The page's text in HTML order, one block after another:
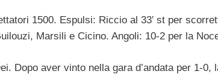
1500. Espulsi: Riccio al 33′ st per
Marsili e Cicino. Angoli: 10-2 per la
Dopo aver vinto nella gara d’andata per 1-